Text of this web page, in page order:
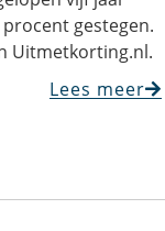
gestegen.
Uitmetkorting.nl.
Lees meer